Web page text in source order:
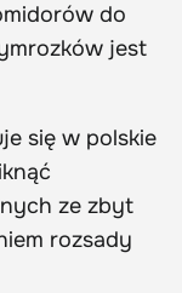
do
jest
się w polskie
ze zbyt
rozsady